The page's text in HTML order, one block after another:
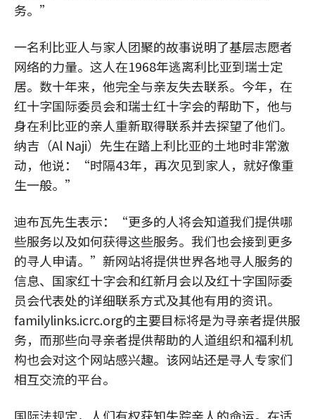
务。”
一名利比亚人与家人团聚的故事说明了基层志愿者
网络的力量。这人在1968年逃离利比亚到瑞士定
居。数十年来，他完全与亲友失去联系。今年，在
红十字国际委员会和瑞士红十字会的帮助下，他与
身在利比亚的亲人重新取得联系并去探望了他们。
纳吉（Al Naji）先生在踏上利比亚的土地时非常激
动，他说：“时隔43年，再次见到家人，就好像重
生一般。”
迪布瓦先生表示：“更多的人将会知道我们提供哪
些服务以及如何获得这些服务。我们也会接到更多
的寻人申请。”新网站将提供世界各地寻人服务的
信息、国家红十字会和红新月会以及红十字国际委
员会代表处的详细联系方式及其他有用的资讯。
familylinks.icrc.org的主要目标将是为寻亲者提供服
务，而那些向寻亲者提供帮助的人道组织和福利机
构也会对这个网站感兴趣。该网站还是寻人专家们
相互交流的平台。